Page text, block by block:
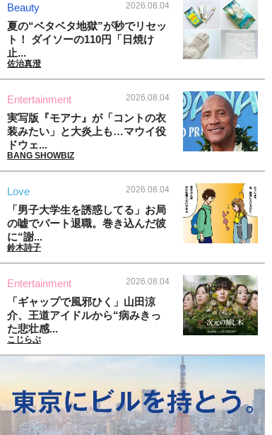
Beauty 2026.08.04
夏の“ベタベタ地獄”が秒でリセッ
ト！ ダイソーの110円「日焼け
止...
佐治真澄
Entertainment 2026.08.04
実写版『モアナ』が「コントの衣
装みたい」と大炎上も…マウイ役
ドウェ...
BANG SHOWBIZ
Love 2026.08.04
「男子大学生を誘惑してる」お局
の嘘でパート退職。巻き込んだ彼
に“謝...
鈴木詩子
Entertainment 2026.08.04
「ギャップで風邪ひく」山田涼
介、王道アイドルから“病みきっ
た悲壮感...
こじらぶ